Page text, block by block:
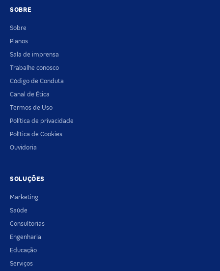
SOBRE
Sobre
Planos
Sala de imprensa
Trabalhe conosco
Código de Conduta
Canal de Ética
Termos de Uso
Política de privacidade
Política de Cookies
Ouvidoria
SOLUÇÕES
Marketing
Saúde
Consultorias
Engenharia
Educação
Serviços